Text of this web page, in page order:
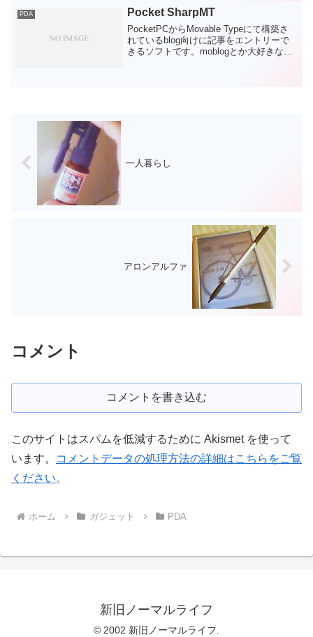
るか心配でしたが、付属品の変圧を使用
PDA Pocket SharpMT
PocketPCからMovable Typeにて構築さ
れているblog向けに記事をエントリーで
きるソフトです。moblogとか大好きな自
一人暮らし
アロンアルファ
コメント
コメントを書き込む
このサイトはスパムを低減するために Akismet を使って
います。
コメントデータの処理方法の詳細はこちらをご覧
ください。
ホーム ガジェット PDA
新旧ノーマルライフ
© 2002 新旧ノーマルライフ.